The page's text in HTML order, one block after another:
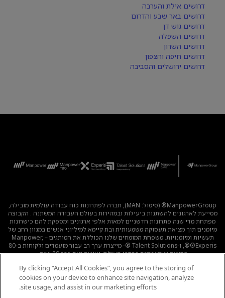
דרושים אילת והערבה
דרושים באר שבע והדרום
דרושים גוש דן
דרושים השפלה
דרושים השרון
דרושים חיפה והצפון
דרושים ירושלים והסביבה
ManpowerGroup® (סימול: MAN), חברה לפתרונות כוח עבודה עולמית מובילה,
מסייעת לארגונים להשתנות ביעילות ובמהירות בעולם העבודה המשתנה . הקבוצה
מפתחת מדי שנה פתרונות חדשניים למאות אלפי ארגונים ומספקת להם כישרונות
מיומנים תוך מציאת תעסוקה משמעותית ובת קיימא למיליוני אנשים במגוון רחב של
תעשיות ומיומנויות. משפחת המומחים שלנו הכוללת את המותגים – Manpower,
®Experis®, ו-Talent Solutions ®- מייצרת ערך רב עבור מועמדים ולקוחות ב-80
מדינות וטריטוריות ברחבי העולם, ועושה זאת כבר 80 שנה.
לכל המשרות | מדיניות הפרטיות | תנאי השימוש | נגישות
קוד אתי
|
By clicking “Accept All Cookies”, you agree to the storing of
cookies on your device to enhance site navigation, analyze
site usage, and assist in our marketing efforts.